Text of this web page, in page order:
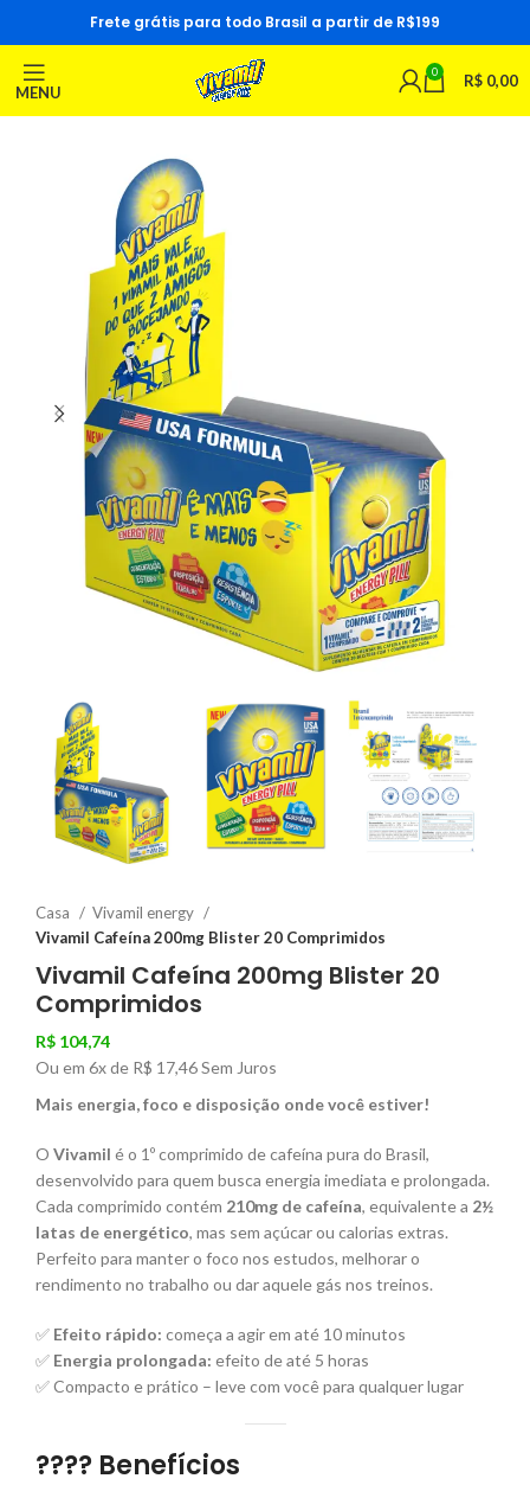
Frete grátis para todo Brasil a partir de R$199
MENU
0 R$ 0,00
Casa
Vivamil energy
Vivamil Cafeína 200mg Blister 20 Comprimidos
Vivamil Cafeína 200mg Blister 20
Comprimidos
R$ 104,74
Ou em 6x de R$ 17,46Sem Juros
Mais energia, foco e disposição onde você estiver!
O Vivamil é o 1º comprimido de cafeína pura do Brasil,
desenvolvido para quem busca energia imediata e prolongada.
Cada comprimido contém 210mg de cafeína, equivalente a 2½
latas de energético, mas sem açúcar ou calorias extras.
Perfeito para manter o foco nos estudos, melhorar o
rendimento no trabalho ou dar aquele gás nos treinos.
✅ Efeito rápido: começa a agir em até 10 minutos
✅ Energia prolongada: efeito de até 5 horas
✅ Compacto e prático – leve com você para qualquer lugar
???? Benefícios